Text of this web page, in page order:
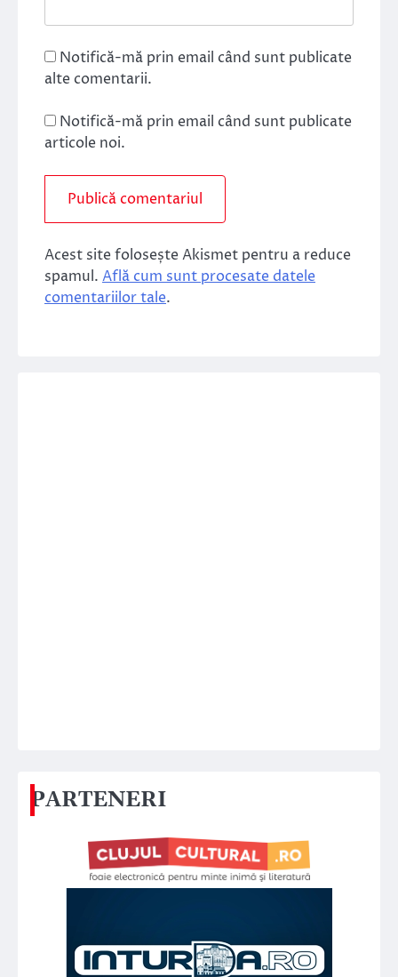
Notifică-mă prin email când sunt publicate
alte comentarii.
Notifică-mă prin email când sunt publicate
articole noi.
Acest site folosește Akismet pentru a reduce
spamul. Află cum sunt procesate datele
comentariilor tale.
PARTENERI